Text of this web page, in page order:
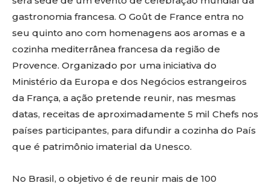
gastronomia francesa. O Goût de France entra no
seu quinto ano com homenagens aos aromas e a
cozinha mediterrânea francesa da região de
Provence. Organizado por uma iniciativa do
Ministério da Europa e dos Negócios estrangeiros
da França, a ação pretende reunir, nas mesmas
datas, receitas de aproximadamente 5 mil Chefs nos
países participantes, para difundir a cozinha do País
que é patrimônio imaterial da Unesco.
No Brasil, o objetivo é de reunir mais de 100